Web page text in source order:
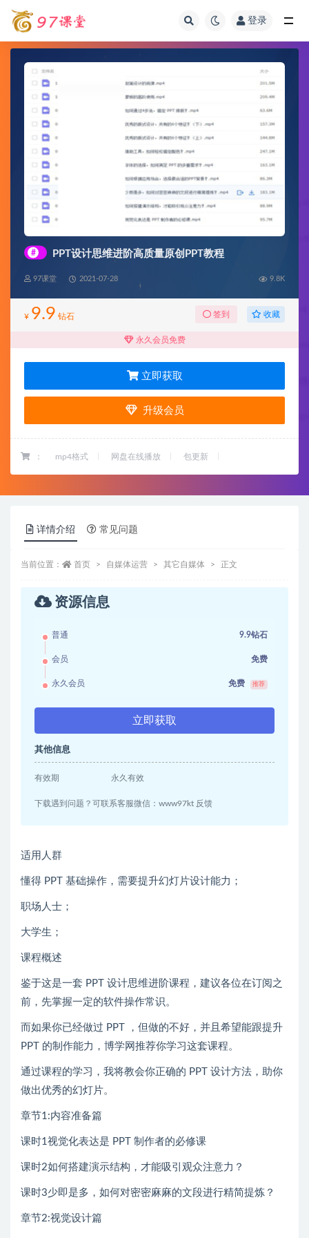
登录
# PPT设计思维进阶高质量原创PPT教程
97课堂 2021-07-28 9.8K
¥ 9.9 钻石 签到 收藏
永久会员免费
立即获取
升级会员
： mp4格式 网盘在线播放 包更新
详情介绍 常见问题
当前位置： 首页 自媒体运营 其它自媒体 正文
资源信息
普通 9.9钻石
会员 免费
永久会员 免费 推荐
立即获取
其他信息
有效期 永久有效
下载遇到问题？可联系客服微信：www97kt 反馈
适用人群
懂得 PPT 基础操作，需要提升幻灯片设计能力；
职场人士；
大学生；
课程概述
鉴于这是一套 PPT 设计思维进阶课程，建议各位在订阅之
前，先掌握一定的软件操作常识。
而如果你已经做过 PPT ，但做的不好，并且希望能跟提升
PPT 的制作能力，博学网推荐你学习这套课程。
通过课程的学习，我将教会你正确的 PPT 设计方法，助你
做出优秀的幻灯片。
章节1:内容准备篇
课时1视觉化表达是 PPT 制作者的必修课
课时2如何搭建演示结构，才能吸引观众注意力？
课时3少即是多，如何对密密麻麻的文段进行精简提炼？
章节2:视觉设计篇